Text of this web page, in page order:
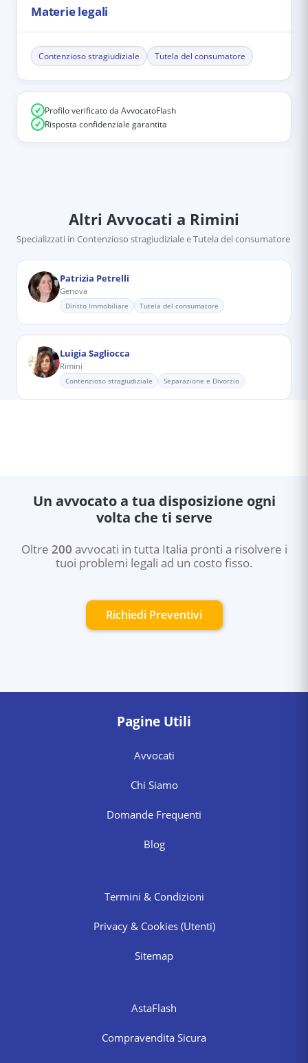
Materie legali
Contenzioso stragiudiziale Tutela del consumatore
Profilo verificato da AvvocatoFlash
Risposta confidenziale garantita
Altri Avvocati a Rimini
Specializzati in Contenzioso stragiudiziale e Tutela del consumatore
Patrizia Petrelli
Genova
Diritto Immobiliare Tutela del consumatore
Luigia Sagliocca
Rimini
Contenzioso stragiudiziale Separazione e Divorzio
Un avvocato a tua disposizione ogni
volta che ti serve
Oltre 200 avvocati in tutta Italia pronti a risolvere i
tuoi problemi legali ad un costo fisso.
Richiedi Preventivi
Pagine Utili
Avvocati
Chi Siamo
Domande Frequenti
Blog
Termini & Condizioni
Privacy & Cookies (Utenti)
Sitemap
AstaFlash
Compravendita Sicura